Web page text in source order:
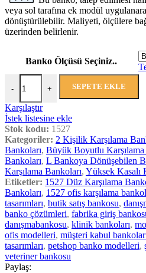
veya sol tarafına ek modül
dönüştürülebilir. Maliyeti, ölçülere
üzerinden belirlenir.
Banko Ölçüsü Seçiniz..
- + SEPETE EKLE
Karşılaştır
İstek listesine ekle
Stok kodu: 1527
Kategoriler: 2 Kişilik Karşılama
Bankoları, Büyük Boyutlu Karşılama
Bankoları, L Bankoya Dönüşebilen
Karşılama Bankoları, Yüksek Kasalı
Etiketler: 1527 Düz Karşılama
Bankoları, 1527 ofis karşılama
tasarımları, butik satış bankosu,
banko çözümleri, fabrika giriş
danışmabankosu, klinik bankoları,
ofis modelleri, müşteri kabul
tasarımları, petshop banko modelleri,
veteriner bankosu
Paylaş: